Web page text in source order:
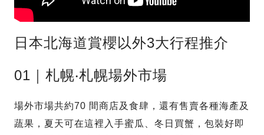
日本北海道賞櫻以外3大行程推介
01｜札幌‧札幌場外市場
場外市場共約70 間商店及食肆，還有售賣各種海產及
蔬果，夏天可在這裡入手蜜瓜、冬日買蟹，包裝好即